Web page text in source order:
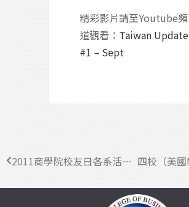
精彩影片請至Youtube頻
道觀看： Taiwan Update
#1 – Sept
2011商學院校友日各系活動花絮